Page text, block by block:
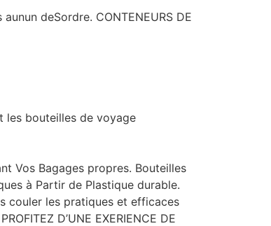
deSordre. CONTENEURS DE
les bouteilles de voyage
Vos Bagages propres. Bouteilles
à Partir de Plastique durable.
couler les pratiques et efficaces
D’UNE EXERIENCE DE